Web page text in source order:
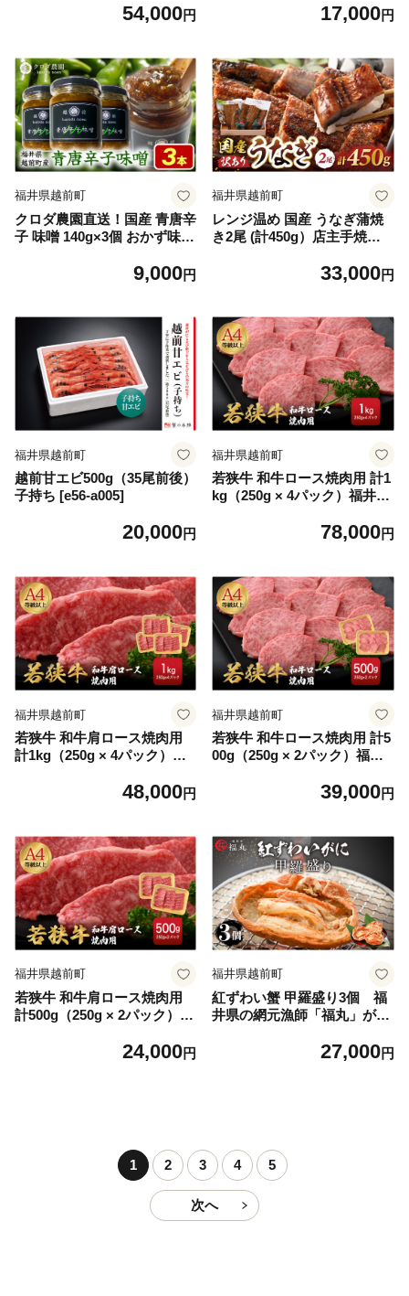
精米 白米 便利 時短】 [e27-e
54,000円
冷凍【ウナギ かばやき さん
香苑 】 [e29-a005]
17,000円
福井県越前町
クロダ農園直送！国産 青唐辛
子 味噌 140g×3個 おかず味噌
9,000円
福井県越前町
レンジ温め 国産 うなぎ蒲焼
き2尾 (計450g）店主手焼き
凍 訳あり【ウナギ かばやき
産 樹香苑 】 [e29-c004]
33,000円
福井県越前町
越前甘エビ500g（35尾前後）
子持ち [e56-a005]
20,000円
福井県越前町
若狭牛 和牛ロース焼肉用 計1
kg（250g × 4パック）福井県
選！【牛肉 黒毛和牛 黒毛 和
78,000円
福井県越前町
若狭牛 和牛肩ロース焼肉用
計1kg（250g × 4パック）福
を厳選！【牛肉 黒毛和牛 黒
48,000円
福井県越前町
若狭牛 和牛ロース焼肉用 計5
00g（250g × 2パック）福井
選！【牛肉 黒毛和牛 黒毛 和
39,000円
福井県越前町
若狭牛 和牛肩ロース焼肉用
計500g（250g × 2パック）福
を厳選！【牛肉 黒毛和牛 黒
24,000円
福井県越前町
紅ずわい蟹 甲羅盛り3個 福
井県の網元漁師「福丸」が厳
味わう [e15-b006]27,000円
1 2 3 4 5
次へ